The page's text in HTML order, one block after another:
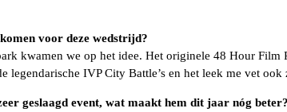
voor deze wedstrijd?
kwamen we op het idee. Het originele 48 Hour Film
legendarische IVP City Battle’s en het leek me vet ook
geslaagd event, wat maakt hem dit jaar nóg beter?